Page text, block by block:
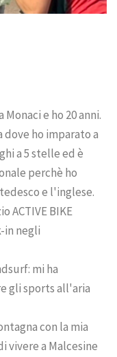
e ho 20 anni.
ho imparato a
a 5 stelle ed è
perchè ho
e l'inglese.
ACTIVE BIKE
in negli
mi ha
gli sports all'aria
con la mia
vivere a Malcesine